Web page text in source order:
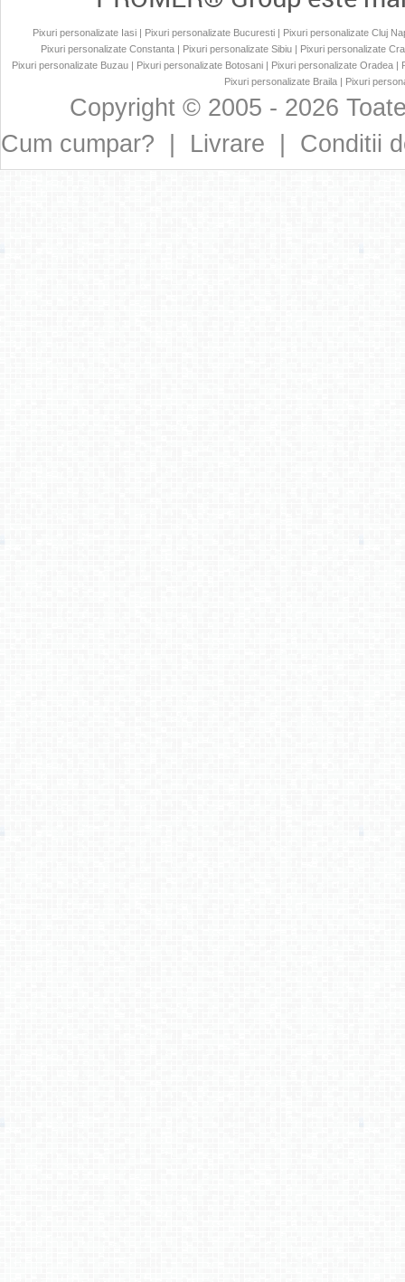
Pixuri personalizate Iasi| Pixuri personalizate Bucuresti| Pixuri personalizate Cluj
Pixuri personalizate Constanta | Pixuri personalizate Sibiu | Pixuri personalizate
Pixuri personalizate Buzau| Pixuri personalizate Botosani| Pixuri personalizate Oradea|
Pixuri personalizate Braila| Pixuri
Copyright © 2005 - 2026
Cum cumpar?
Livrare Conditii